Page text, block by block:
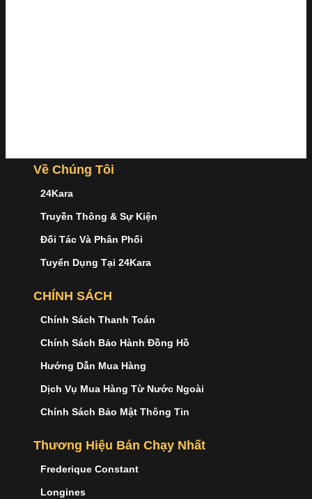
Về Chúng Tôi
24Kara
Truyền Thông & Sự Kiện
Đối Tác Và Phân Phối
Tuyển Dụng Tại 24Kara
CHÍNH SÁCH
Chính Sách Thanh Toán
Chính Sách Bảo Hành Đồng Hồ
Hướng Dẫn Mua Hàng
Dịch Vụ Mua Hàng Từ Nước Ngoài
Chính Sách Bảo Mật Thông Tin
Thương Hiệu Bán Chạy Nhất
Frederique Constant
Longines